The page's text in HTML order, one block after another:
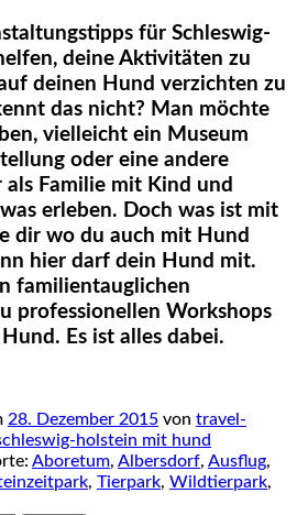
für Schleswig-
deine Aktivitäten zu
deinen Hund verzichten zu
das nicht? Man möchte
vielleicht ein Museum
oder eine andere
Familie mit Kind und
erleben. Doch was ist mit
dir wo du auch mit Hund
hier darf dein Hund mit.
familientauglichen
professionellen Workshops
Es ist alles dabei.
28. Dezember 2015 von travel-
holstein mit hund
Aboretum, Albersdorf, Ausflug,
, Tierpark, Wildtierpark,